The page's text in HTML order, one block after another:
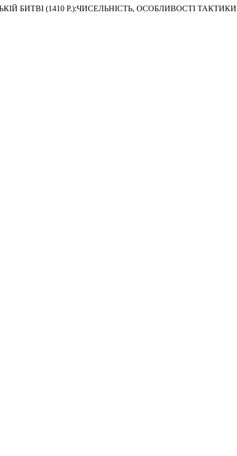
БИТВІ (1410 Р.):ЧИСЕЛЬНІСТЬ, ОСОБЛИВОСТІ